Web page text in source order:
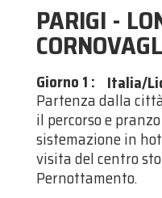
PARIGI -
Giorno 1 : Italia/
Partenza dalla
il percorso e
sistemazione in
visita del centro
Pernottamento.